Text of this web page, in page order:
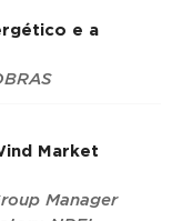
e a
Market
Manager